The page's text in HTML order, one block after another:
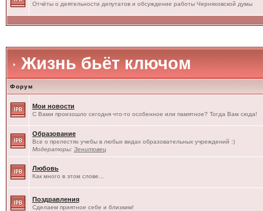
Отчёты о деятельности депутатов и обсуждение работы Черняховской думы
Жизнь бьёт ключом
Форум
Мои новости
С Вами произошло сегодня что-то особенное или памятное? Тогда Вам сюда!
Образование
Все о прелестях учебы в любых видах образовательных учреждений :)
Модераторы: Зенитовец
Любовь
Как много в этом слове...
Поздравления
Сделаем приятное себе и близким!